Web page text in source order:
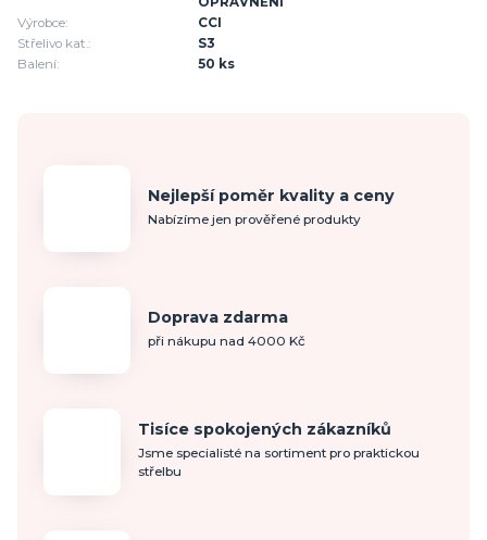
Výrobce:
CCI
Střelivo kat.:
S3
Balení:
50 ks
Nejlepší poměr kvality a ceny
Nabízíme jen prověřené produkty
Doprava zdarma
při nákupu nad 4000 Kč
Tisíce spokojených zákazníků
Jsme specialisté na sortiment pro praktickou
střelbu